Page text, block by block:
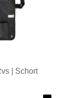
| Schort